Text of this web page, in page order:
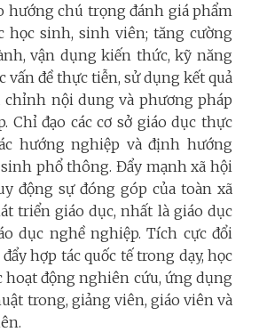
hướng chú trọng đánh giá phẩm
học sinh, sinh viên; tăng cường
vận dụng kiến thức, kỹ năng
vấn đề thực tiễn, sử dụng kết quả
chỉnh nội dung và phương pháp
Chỉ đạo các cơ sở giáo dục thực
hướng nghiệp và định hướng
phổ thông. Đẩy mạnh xã hội
động sự đóng góp của toàn xã
triển giáo dục, nhất là giáo dục
dục nghề nghiệp.Tích cực đổi
hợp tác quốc tế trong dạy, học
hoạt động nghiên cứu, ứng dụng
trong, giảng viên, giáo viên và